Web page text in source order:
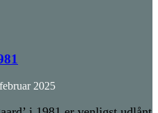
2025